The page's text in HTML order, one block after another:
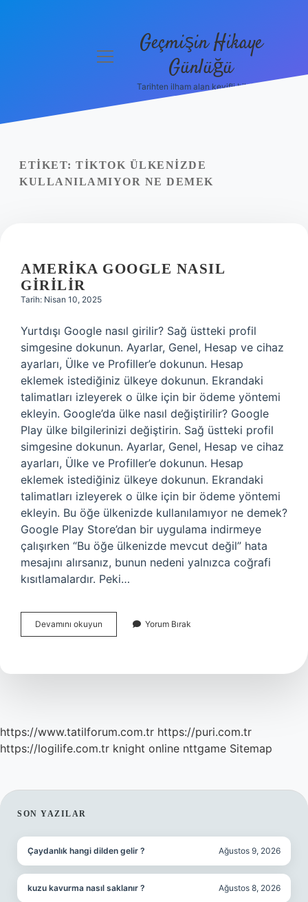
Yasal Uyarı
menüyü
Geçmişin Hikaye
Günlüğü
Tarihten ilham alan keyifli bilgiler!
ETIKET: TIKTOK ÜLKENIZDE
KULLANILAMIYOR NE DEMEK
AMERIKA GOOGLE NASIL
GIRILIR
Tarih: Nisan 10, 2025
Yurtdışı Google nasıl girilir? Sağ üstteki profil
simgesine dokunun. Ayarlar, Genel, Hesap ve cihaz
ayarları, Ülke ve Profiller’e dokunun. Hesap
eklemek istediğiniz ülkeye dokunun. Ekrandaki
talimatları izleyerek o ülke için bir ödeme yöntemi
ekleyin. Google’da ülke nasıl değiştirilir? Google
Play ülke bilgilerinizi değiştirin. Sağ üstteki profil
simgesine dokunun. Ayarlar, Genel, Hesap ve cihaz
ayarları, Ülke ve Profiller’e dokunun. Hesap
eklemek istediğiniz ülkeye dokunun. Ekrandaki
talimatları izleyerek o ülke için bir ödeme yöntemi
ekleyin. Bu öğe ülkenizde kullanılamıyor ne demek?
Google Play Store’dan bir uygulama indirmeye
çalışırken “Bu öğe ülkenizde mevcut değil” hata
mesajını alırsanız, bunun nedeni yalnızca coğrafi
kısıtlamalardır. Peki…
Devamını okuyun Amerika
Google
Yorum Bırak
https://www.tatilforum.com.tr https://puri.com.tr
https://logilife.com.tr knight online nttgame Sitemap
SIDEBAR
SON YAZILAR
Çaydanlık hangi dilden gelir ? Ağustos 9, 2026
kuzu kavurma nasıl saklanır ? Ağustos 8, 2026